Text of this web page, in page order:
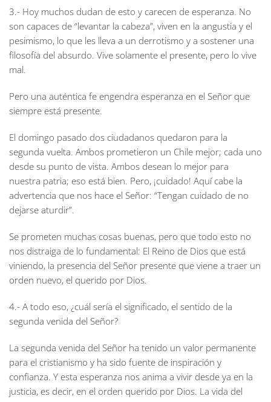
3.- Hoy muchos dudan de esto y carecen de esperanza. No
son capaces de “levantar la cabeza”, viven en la angustia y el
pesimismo, lo que les lleva a un derrotismo y a sostener una
filosofía del absurdo. Vive solamente el presente, pero lo vive
mal.
Pero una auténtica fe engendra esperanza en el Señor que
siempre está presente.
El domingo pasado dos ciudadanos quedaron para la
segunda vuelta. Ambos prometieron un Chile mejor; cada uno
desde su punto de vista. Ambos desean lo mejor para
nuestra patria; eso está bien. Pero, ¡cuidado! Aquí cabe la
advertencia que nos hace el Señor: “Tengan cuidado de no
dejarse aturdir”.
Se prometen muchas cosas buenas, pero que todo esto no
nos distraiga de lo fundamental: El Reino de Dios que está
viniendo, la presencia del Señor presente que viene a traer un
orden nuevo, el querido por Dios.
4.- A todo eso, ¿cuál sería el significado, el sentido de la
segunda venida del Señor?
La segunda venida del Señor ha tenido un valor permanente
para el cristianismo y ha sido fuente de inspiración y
confianza. Y esta esperanza nos anima a vivir desde ya en la
justicia, es decir, en el orden querido por Dios. La vida del